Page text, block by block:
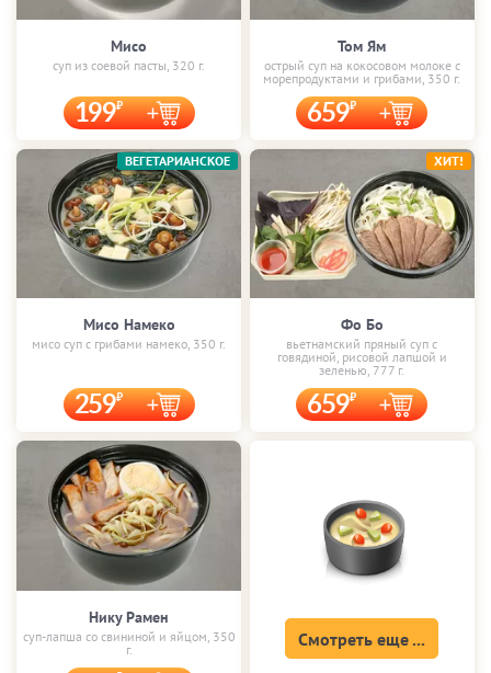
Мисо
суп из соевой пасты, 320 г.
199
Том Ям
острый суп на кокосовом молоке с
морепродуктами и грибами, 350 г.
659
Мисо Намеко
мисо суп с грибами намеко, 350 г.
259
ВЕГЕТАРИАНСКОЕ
Фо Бо
вьетнамский пряный суп с
говядиной, рисовой лапшой и
зеленью, 777 г.
659
ХИТ!
Нику Рамен
суп-лапша со свининой и яйцом, 350
г.
Смотреть еще ...